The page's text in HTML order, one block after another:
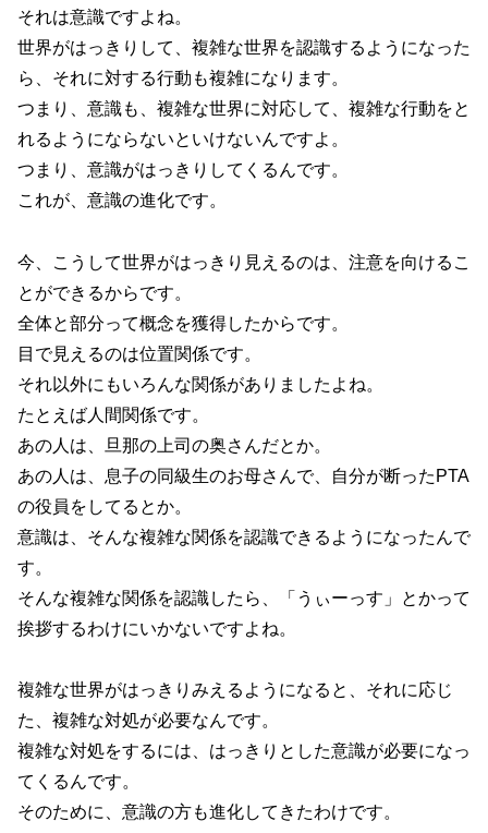
それは意識ですよね。
世界がはっきりして、複雑な世界を認識するようになった
ら、それに対する行動も複雑になります。
つまり、意識も、複雑な世界に対応して、複雑な行動をと
れるようにならないといけないんですよ。
つまり、意識がはっきりしてくるんです。
これが、意識の進化です。
今、こうして世界がはっきり見えるのは、注意を向けるこ
とができるからです。
全体と部分って概念を獲得したからです。
目で見えるのは位置関係です。
それ以外にもいろんな関係がありましたよね。
たとえば人間関係です。
あの人は、旦那の上司の奥さんだとか。
あの人は、息子の同級生のお母さんで、自分が断ったPTA
の役員をしてるとか。
意識は、そんな複雑な関係を認識できるようになったんで
す。
そんな複雑な関係を認識したら、「うぃーっす」とかって
挨拶するわけにいかないですよね。
複雑な世界がはっきりみえるようになると、それに応じ
た、複雑な対処が必要なんです。
複雑な対処をするには、はっきりとした意識が必要になっ
てくるんです。
そのために、意識の方も進化してきたわけです。